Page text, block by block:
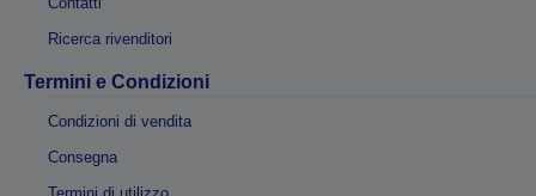
Ricerca rivenditori
Termini e Condizioni
Condizioni di vendita
Consegna